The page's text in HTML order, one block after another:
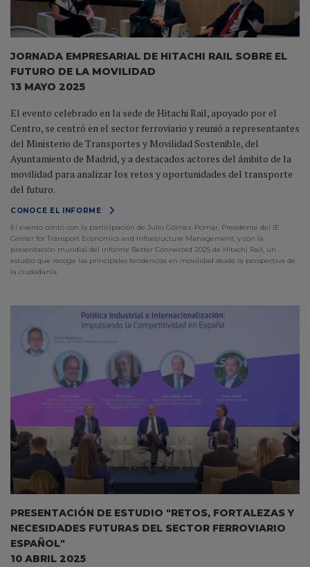
JORNADA EMPRESARIAL DE HITACHI RAIL SOBRE EL
FUTURO DE LA MOVILIDAD
13 MAYO 2025
El evento celebrado en la sede de Hitachi Rail, apoyado por el
Centro, se centró en el sector ferroviario y reunió a representantes
del Ministerio de Transportes y Movilidad Sostenible, del
Ayuntamiento de Madrid, y a destacados actores del ámbito de la
movilidad para analizar los retos y oportunidades del transporte
del futuro.
CONOCE EL INFORME
El evento contó con la participación de Julio Gómez-Pomar, Presidente del IE
Center for Transport Economics and Infrastructure Management, y con la
presentación mundial del informe Better Connected 2025 de Hitachi Rail, un
estudio que recoge las principales tendencias en movilidad desde la perspectiva de
la ciudadanía.
PRESENTACIÓN DE ESTUDIO "RETOS, FORTALEZAS Y
NECESIDADES FUTURAS DEL SECTOR FERROVIARIO
ESPAÑOL"
10 ABRIL 2025